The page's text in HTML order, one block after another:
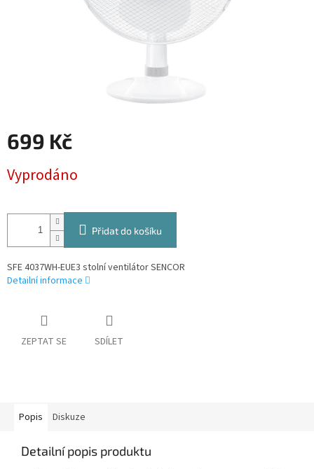
699 Kč
cena:
Vyprodáno
Přidat do košíku
SFE 4037WH-EUE3 stolní ventilátor SENCOR
Detailní informace
ZEPTAT SE SDÍLET
Popis Diskuze
Detailní popis produktu